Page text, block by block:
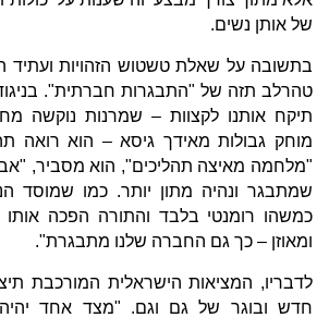
של אותן נשים.
בתשובה על שאלת טשטוש הזהויות
טהרלב תזה של "התבגרות חברתית".
תיקח אותנו לקצוות – שמרנות נוקשה
מוחק גבולות מאידך גיסא – הוא רואה
"מלחמה מאיצה תהליכים", הוא מסביר,
שמתבגר ונהיה מתון יותר. כמו שמוסד
כמשהו רומנטי בלבד והתורה הפכה אותו
ומאוזן – כך גם החברה שלנו מתבגרת".
לדבריו, המציאות הישראלית המורכבת
חדש ובוגר של גם וגם. "מצד אחד